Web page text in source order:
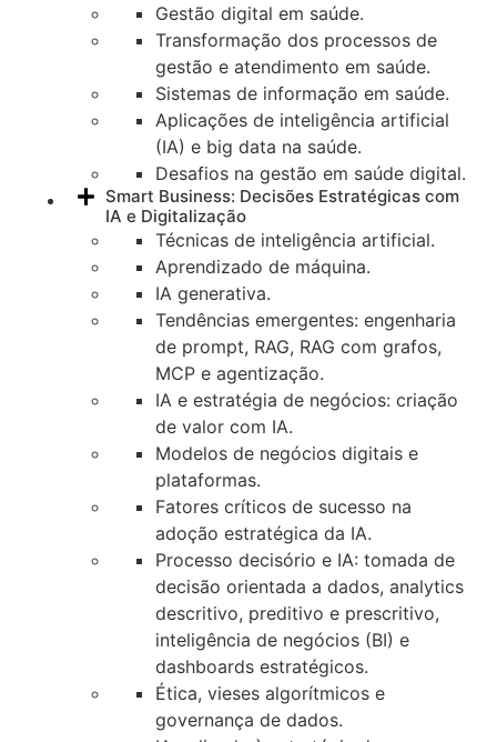
Gestão digital em saúde.
Transformação dos processos de
gestão e atendimento em saúde.
Sistemas de informação em saúde.
Aplicações de inteligência artificial
(IA) e big data na saúde.
Desafios na gestão em saúde digital.
Smart Business: Decisões Estratégicas com
IA e Digitalização
Técnicas de inteligência artificial.
Aprendizado de máquina.
IA generativa.
Tendências emergentes: engenharia
de prompt, RAG, RAG com grafos,
MCP e agentização.
IA e estratégia de negócios: criação
de valor com IA.
Modelos de negócios digitais e
plataformas.
Fatores críticos de sucesso na
adoção estratégica da IA.
Processo decisório e IA: tomada de
decisão orientada a dados, analytics
descritivo, preditivo e prescritivo,
inteligência de negócios (BI) e
dashboards estratégicos.
Ética, vieses algorítmicos e
governança de dados.